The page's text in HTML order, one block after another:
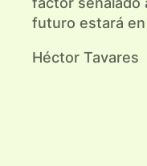
futuro estará
Héctor Tavares